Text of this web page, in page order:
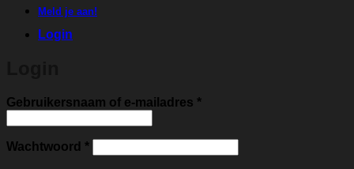
Meld je aan!
Login
Gebruikersnaam of e-mailadres *Vereist
Wachtwoord *Vereist